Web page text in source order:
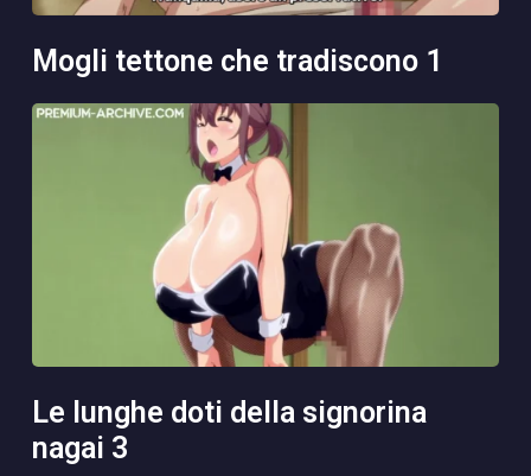
mogli tettone che tradiscono 1
le lunghe doti della signorina
nagai 3